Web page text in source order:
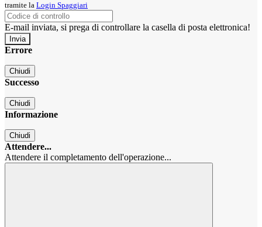
tramite la Login Spaggiari
E-mail inviata, si prega di controllare la casella di posta elettronica!
Errore
Chiudi
Successo
Chiudi
Informazione
Chiudi
Attendere...
Attendere il completamento dell'operazione...